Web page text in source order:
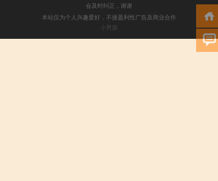
会及时纠正，谢谢
本站仅为个人兴趣爱好，不接盈利性广告及商业合作
小男孩